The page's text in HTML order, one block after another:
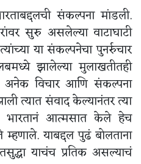
संकल्पना मांडली.
सुरु असलेल्या वाटाघाटी
या संकल्पनेचा पुनर्रुचार
झालेल्या मुलाखतीतही
अनेक विचार आणि संकल्पना
त्यात संवाद केल्यानंतर त्या
भारतानं आत्मसात केले हेच
याबद्दल पुढं बोलताना
याचंच प्रतिक असल्याचं